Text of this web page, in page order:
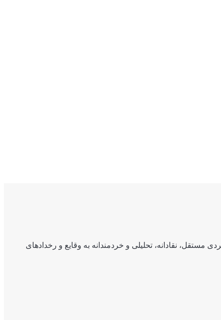
نقادانه، تحلیلی و خردمندانه به وقایع و رخدادهای